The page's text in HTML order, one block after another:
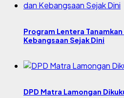
Program Lentera
Kebangsaan Sejak Dini
DPD Matra Lamongan